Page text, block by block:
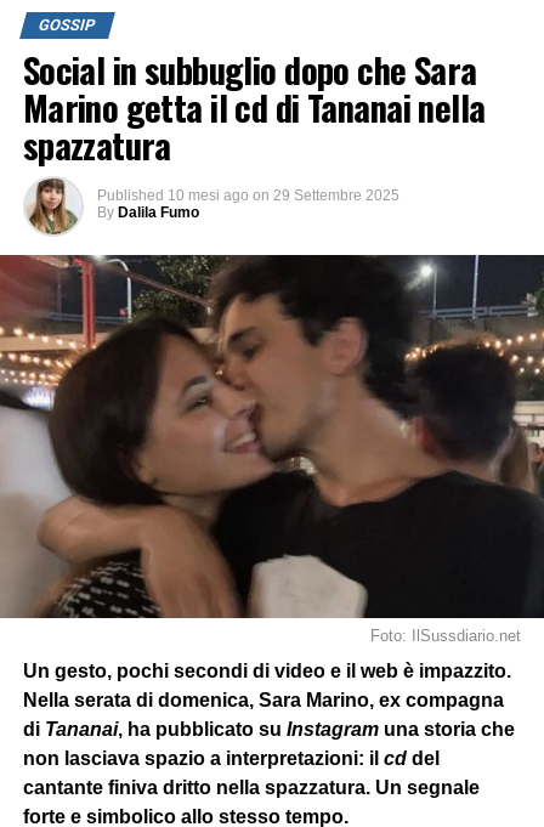
GOSSIP
Social in subbuglio dopo che Sara
Marino getta il cd di Tananai nella
spazzatura
Published 10 mesi ago on 29 Settembre 2025
By Dalila Fumo
Foto: IlSussdiario.net
Un gesto, pochi secondi di video e il web è impazzito.
Nella serata di domenica, Sara Marino, ex compagna
di Tananai, ha pubblicato su Instagramuna storia che
non lasciava spazio a interpretazioni: il cddel
cantante finiva dritto nella spazzatura. Un segnale
forte e simbolico allo stesso tempo.